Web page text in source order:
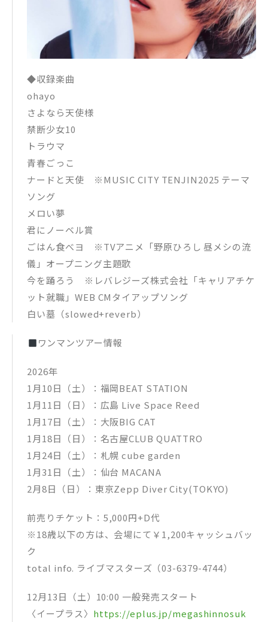
◆収録楽曲
ohayo
さよなら天使様
禁断少女10
トラウマ
青春ごっこ
ナードと天使 ※MUSIC CITY TENJIN2025 テーマ
ソング
メロい夢
君にノーベル賞
ごはん食べヨ ※TVアニメ「野原ひろし 昼メシの流
儀」オープニング主題歌
今を踊ろう ※レバレジーズ株式会社「キャリアチケ
ット就職」WEB CMタイアップソング
白い墓（slowed+reverb）
ワンマンツアー情報
2026年
1月10日（土）：福岡BEAT STATION
1月11日（日）：広島 Live Space Reed
1月17日（土）：大阪BIG CAT
1月18日（日）：名古屋CLUB QUATTRO
1月24日（土）：札幌 cube garden
1月31日（土）：仙台 MACANA
2月8日（日）：東京Zepp Diver City(TOKYO)
前売りチケット：5,000円+D代
※18歳以下の方は、会場にて￥1,200キャッシュバッ
ク
total info. ライブマスターズ（03-6379-4744）
12月13日（土）10:00 一般発売スタート
〈イープラス〉 https://eplus.jp/megashinnosuk